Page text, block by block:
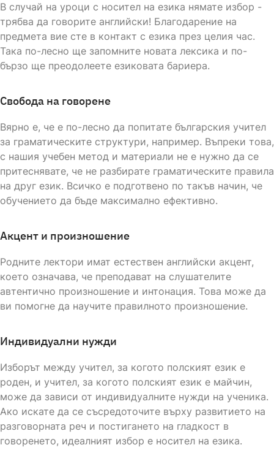
В случай на уроци с носител на езика нямате избор -
трябва да говорите английски! Благодарение на
предмета вие сте в контакт с езика през целия час.
Така по-лесно ще запомните новата лексика и по-
бързо ще преодолеете езиковата бариера.
Свобода на говорене
Вярно е, че е по-лесно да попитате българския учител
за граматическите структури, например. Въпреки това,
с нашия учебен метод и материали не е нужно да се
притеснявате, че не разбирате граматическите правила
на друг език. Всичко е подготвено по такъв начин, че
обучението да бъде максимално ефективно.
Акцент и произношение
Родните лектори имат естествен английски акцент,
което означава, че преподават на слушателите
автентично произношение и интонация. Това може да
ви помогне да научите правилното произношение.
Индивидуални нужди
Изборът между учител, за когото полският език е
роден, и учител, за когото полският език е майчин,
може да зависи от индивидуалните нужди на ученика.
Ако искате да се съсредоточите върху развитието на
разговорната реч и постигането на гладкост в
говоренето, идеалният избор е носител на езика.